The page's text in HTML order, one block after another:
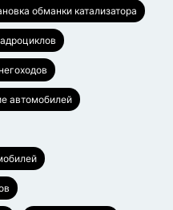
обманки катализатора
автомобилей